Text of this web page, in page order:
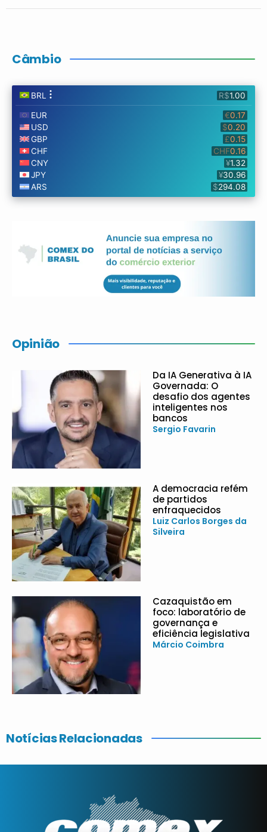
Câmbio
Opinião
Da IA Generativa à IA
Governada: O
desafio dos agentes
inteligentes nos
bancos
Sergio Favarin
A democracia refém
de partidos
enfraquecidos
Luiz Carlos Borges da
Silveira
Cazaquistão em
foco: laboratório de
governança e
eficiência legislativa
Márcio Coimbra
Notícias Relacionadas